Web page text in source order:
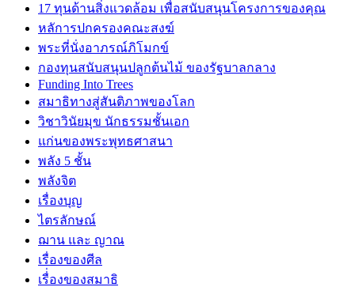
17 ทุนด้านสิ่งแวดล้อม เพื่อสนับสนุนโครงการของคุณ
หลัการปกครองคณะสงฆ์
พระที่นั่งอาภรณ์ภิโมกข์
กองทุนสนับสนุนปลูกต้นไม้ ของรัฐบาลกลาง
Funding Into Trees
สมาธิทางสู่สันติภาพของโลก
วิชาวินัยมุข นักธรรมชั้นเอก
แก่นของพระพุทธศาสนา
พลัง 5 ชั้น
พลังจิต
เรื่องบุญ
ไตรลักษณ์
ฌาน และ ญาณ
เรื่องของศีล
เรื่่องของสมาธิ